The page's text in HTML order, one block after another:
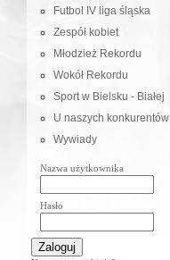
Futbol IV liga śląska
Zespół kobiet
Młodzież Rekordu
Wokół Rekordu
Sport w Bielsku - Białej
U naszych konkurentów
Wywiady
Nazwa użytkownika
Hasło